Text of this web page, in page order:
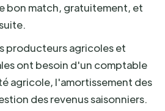
bon match, gratuitement, et
producteurs agricoles et
ont besoin d'un comptable
agricole, l'amortissement des
des revenus saisonniers.